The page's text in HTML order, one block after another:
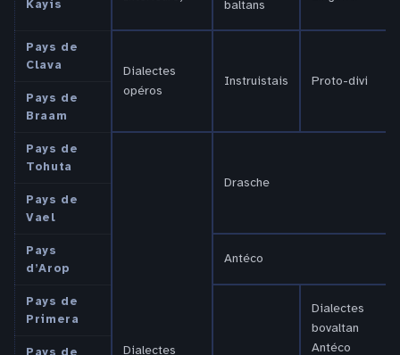
Kayis
baltans
Pays de
Clava
Dialectes
opéros
Instruistais Proto-divi
Pays de
Braam
Pays de
Tohuta
Dialectes
Drasche
Pays de
Vael
Pays
d’Arop
Antéco
Pays de
Primera
Dialectes
bovaltan
Antéco
Pays de